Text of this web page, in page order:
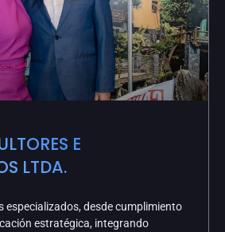
E
LTDA.
especializados, desde cumplimiento
estratégica, integrando